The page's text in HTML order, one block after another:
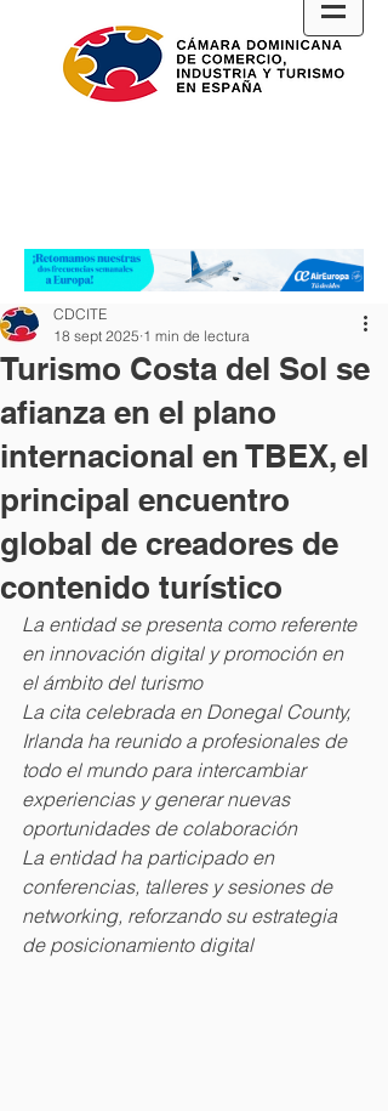
Turismo Costa del Sol se
afianza en el plano
internacional en TBEX, el
principal encuentro
global de creadores de
contenido turístico
CDCITE
18 sept 2025 1 min de lectura
La entidad se presenta como referente
en innovación digital y promoción en
el ámbito del turismo
La cita celebrada en Donegal County,
Irlanda ha reunido a profesionales de
todo el mundo para intercambiar
experiencias y generar nuevas
oportunidades de colaboración
La entidad ha participado en
conferencias, talleres y sesiones de
networking, reforzando su estrategia
de posicionamiento digital